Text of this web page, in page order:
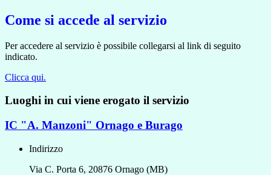
Come si accede al servizio
Per accedere al servizio è possibile collegarsi al link di seguito
indicato.
Clicca qui.
Luoghi in cui viene erogato il servizio
IC "A. Manzoni" Ornago e Burago
Indirizzo
Via C. Porta 6, 20876 Ornago (MB)